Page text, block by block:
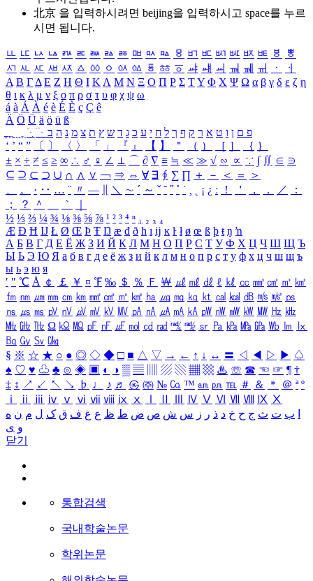
北京 을 입력하시려면 beijing을 입력하시고 space를 누르
시면 됩니다.
ㅥ ㅦ ㅧ ㅨ ㅩ ㅪ ㅫ ㅬ ㅭ ㅮ ㅯ ㅰ ㅱ ㅲ ㅳ ㅴ ㅵ ㅶ ㅷ ㅸ
ㅹ
ㅺ ㅻ ㅼ ㅽ ㅾ ㅿ ㆀ ㆁ ㆂ ㆃ ㆄ ㆅ ㆆ ㆇ ㆈ ㆉ ㆊ ㆋ ㆌ ㆍ
ㆎ
Α Β ΓΔ Ε Ζ Η Θ Ι ΚΛ Μ Ν Ξ Ο Π Ρ Σ ΤΥ Φ Χ Ψ Ω α β γ δ ε ζ η
θ ι κ λ μ ν ξ ο π ρ σ τ υ φ χ ψ ω
á à Á À é è É È ç Ç ê
Ä Ö Ü ä ö ü ß
ִֶֹ ֻּ ׁׂ פ ם ן ו ט א ר ק ף ך ל ח י ע כ ג ד ש ץ ת צ מ נ ה ב
‘ ’ “ ” 〔 〕 〈 〉 「 」 『 』 【 】 ＂ （ ） ［ ］ ｛ ｝
± × ÷ ≠ ≤ ≥ ∞ ∴ ♂ ♀ ∠ ⊥ ⌒ ∂ ∇ ≡ ≒ ≪ ≫ √ ∽ ∝ ∵ ∫ ∬ ∈ ∋
⊆ ⊇ ⊂ ⊃ ∪ ∩ ∧ ∨ ￢ ⇒ ⇔ ∀ ∃ ∮ ∑ ∏ ＋ － ＜ ＝
＞
、
。 · ‥ … ¨ 〃 ― ＼ ∼ ´ ～ ˇ ˘ ˝ ˚ ˙ ¸ ¡ ¿ ː ！ ＇ ， ． ／
：
；
？ ＾ ｀
½ ⅓ ⅔ ¼ ¾ ⅛ ⅜ ⅝ ⅞ ¹ ² ³ ⁴ ⁿ ₁ ₂ ₃ ₄
Æ Ð Ħ Ĳ Ł Ø Œ Þ Ŧ Ŋ æ đ ð ħ ı ĳ ĸ ŀ ł ø œ ß þ ŧ ŋ ŉ
А Б В Г Д Е Ё Ж З И Й К Л М Н О П Р С Т У Ф Х Ц Ч Ш Щ Ъ
Ы Ь Э Ю Я а б в г д е ё ж з и й к л м н о п р с т у ф х ц ч ш щ ъ
ы ь э ю я
′ ″ ℃ Å ￠ ￡ ￥ ¤ ℉ ‰ ＄ ％ Ｆ ￦ ㎕ ㎖ ㎗ ℓ ㎘ ㏄ ㎣ ㎤ ㎥ ㎦
㎙ ㎚ ㎛ ㎜ ㎝ ㎞ ㎟ ㎠ ㎡ ㎢ ㏊ ㎍ ㎎ ㎏ ㏏ ㎈ ㎉ ㏈ ㎧ ㎨ ㎰
㎱ ㎲ ㎳ ㎴ ㎵ ㎶ ㎷ ㎸ ㎹ ㎀ ㎁ ㎂ ㎃ ㎄ ㎺ ㎻ ㎽ ㎾ ㎿ ㎐ ㎑
㎒ ㎓ ㎔ Ω ㏀ ㏁ ㎊ ㎋ ㎌ ㏖ ㏅ ㎭ ㎮ ㎯ ㏛ ㎩ ㎪ ㎫ ㎬ ㏝ ㏐
㏓
㏃ ㏉ ㏜ ㏆
§ ※ ☆ ★ ○ ● ◎ ◇ ◆ □ ■ △ ▽ → ← ↑ ↓ ↔ 〓 ◁ ◀ ▷ ▶ ♤
♠ ♡ ♥ ♧ ♣ ⊙ ◈ ▣ ◐ ◑ ▒ ▤ ▨ ▧ ▦ ▩ ♨ ☏ ☎ ☜ ☞ ¶ †
‡ ↕ ↗ ↙ ↖ ↘ ♭ ♩ ♪ ♬ ㉿ ㈜ № ㏇ ™ ㏂ ㏘ ℡ ＃ ＆ ＊ ＠ ª º
ⅰ
ⅱ ⅲ ⅳ ⅴ ⅵ ⅶ ⅷ ⅸ ⅹ Ⅳ Ⅴ Ⅵ Ⅶ Ⅷ Ⅸ Ⅹ
ب ت ث ج ح خ د ذ ر ز س ش ص ض ط ظ ع غ ف ق ک ل م ن ه
و ی
닫기
통합검색
국내학술논문
학위논문